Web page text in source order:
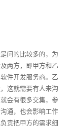
问的比较多的，为
两方，即甲方和乙
件开发服务商。乙
这就需要有人来沟
会有很多交集，参
通，也会影响工作
责把甲方的需求细